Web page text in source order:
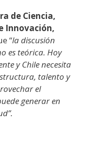
de Ciencia,
Innovación,
“la discusión
es teórica. Hoy
y Chile necesita
talento y
el
generar en